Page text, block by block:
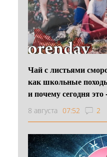
Чай с листьями
как школьные
и почему сегодня это
8 августа 07:52 2